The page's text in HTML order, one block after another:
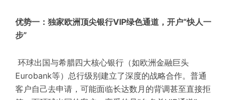
优势一：独家欧洲顶尖银行VIP绿色通道，开户“快人一
步”
环球出国与希腊四大核心银行（如欧洲金融巨头
Eurobank等）总行级别建立了深度的战略合作。普通
客户自己去申请，可能面临长达数月的背调甚至直接拒